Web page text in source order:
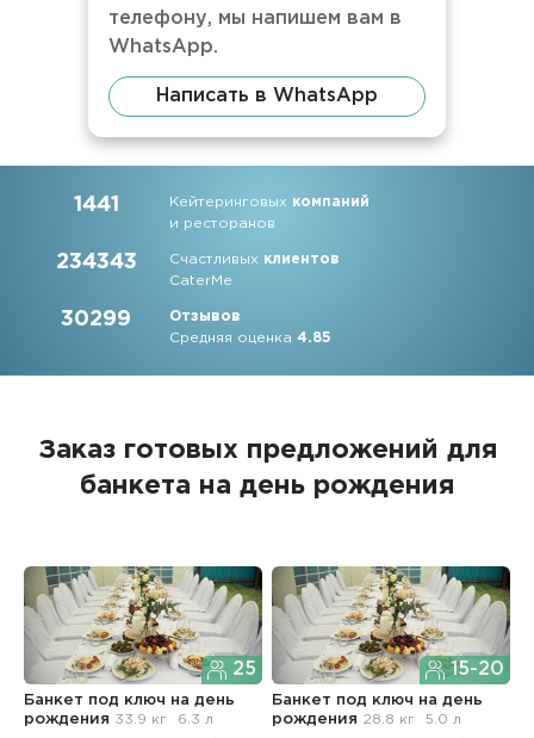
телефону, мы напишем вам в
WhatsApp.
Написать в WhatsApp
1441 Кейтеринговых компаний
и ресторанов
234343 Счастливых клиентов
CaterMe
30299
Отзывов
Средняя оценка4.85
Заказ готовых предложений для
банкета на день рождения
25
Банкет под ключ на день
рождения 33.9 кг 6.3 л
15-20
Банкет под ключ на день
рождения 28.8 кг 5.0 л